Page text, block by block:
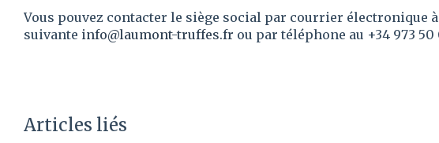
Vous pouvez contacter le siège social par courrier électronique
suivante info@laumont-truffes.fr ou par téléphone au +34 973 50
Articles liés